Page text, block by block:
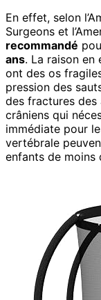
En effet, selon
Surgeons et
recommandé
ans. La raison en
ont des os
pression des
des fractures des
crâniens qui
immédiate pour
vertébrale
enfants de moins